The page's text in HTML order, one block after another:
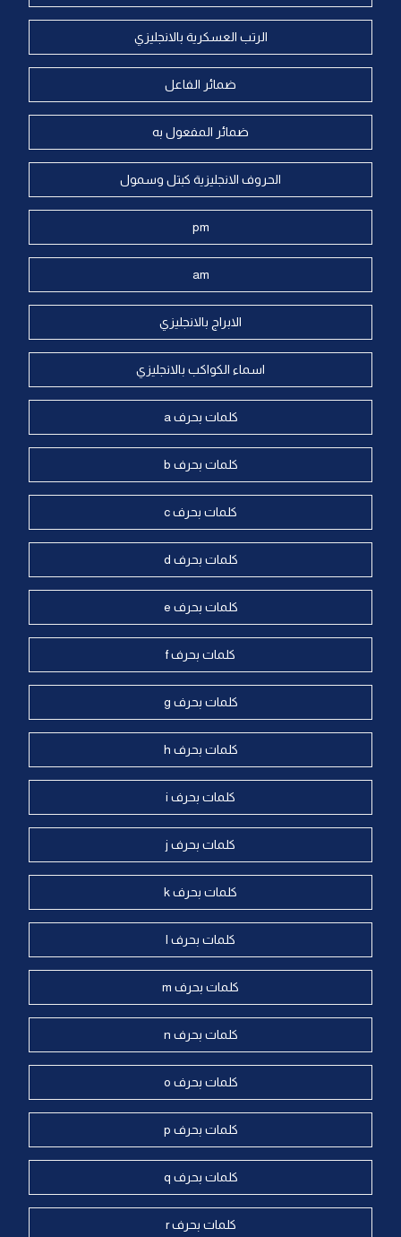
الرتب العسكرية بالانجليزي
ضمائر الفاعل
ضمائر المفعول به
الحروف الانجليزية كبتل وسمول
pm
am
الابراج بالانجليزي
اسماء الكواكب بالانجليزي
كلمات بحرف a
كلمات بحرف b
كلمات بحرف c
كلمات بحرف d
كلمات بحرف e
كلمات بحرف f
كلمات بحرف g
كلمات بحرف h
كلمات بحرف i
كلمات بحرف j
كلمات بحرف k
كلمات بحرف l
كلمات بحرف m
كلمات بحرف n
كلمات بحرف o
كلمات بحرف p
كلمات بحرف q
كلمات بحرف r